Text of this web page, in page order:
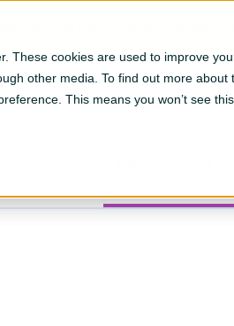
These cookies are used to improve
other media. To find out more about
This means you won’t see
à jour de nos comptes chèques
Portail de fusion
Entreprises et